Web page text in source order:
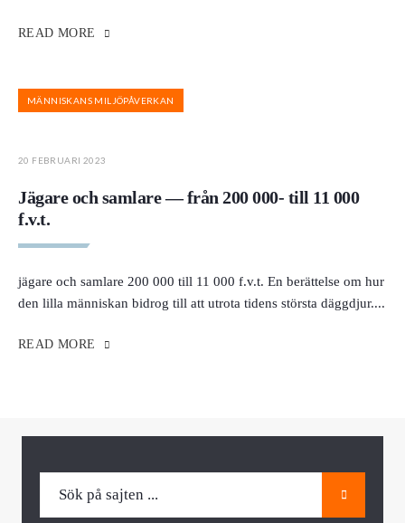
READ MORE
MÄNNISKANS MILJÖPÅVERKAN
20 FEBRUARI 2023
Jägare och samlare — från 200 000- till 11 000
f.v.t.
jägare och samlare 200 000 till 11 000 f.v.t. En berättelse om hur
den lilla människan bidrog till att utrota tidens största däggdjur....
READ MORE